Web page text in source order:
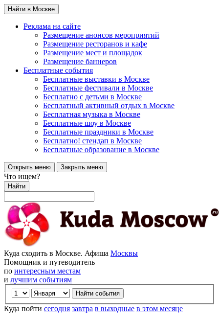
Найти в Москве
Реклама на сайте
Размещение анонсов мероприятий
Размещение ресторанов и кафе
Размещение мест и площадок
Размещение баннеров
Бесплатные события
Бесплатные выставки в Москве
Бесплатные фестивали в Москве
Бесплатно с детьми в Москве
Бесплатный активный отдых в Москве
Бесплатная музыка в Москве
Бесплатные шоу в Москве
Бесплатные праздники в Москве
Бесплатно! стендап в Москве
Бесплатные образование в Москве
Открыть меню Закрыть меню
Что ищем?
Найти
Куда сходить в Москве. Афиша Москвы
Помощник и путеводитель
по интересным местам
и лучшим событиям
Куда пойти сегодня завтра в выходные в этом месяце